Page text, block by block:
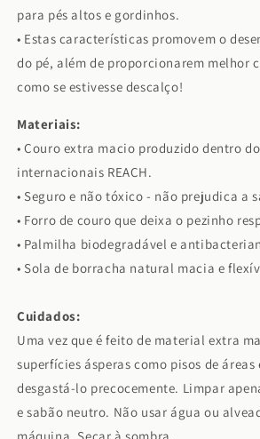
para pés altos e gordinhos.
• Estas características promovem o
do pé, além de proporcionarem melhor
como se estivesse descalço!
Materiais:
• Couro extra macio produzido dentro
internacionais REACH.
• Seguro e não tóxico - não prejudica a
• Forro de couro que deixa o pezinho
• Palmilha biodegradável e
• Sola de borracha natural macia e
Cuidados:
Uma vez que é feito de material extra
superfícies ásperas como pisos de áreas
desgastá-lo precocemente. Limpar
e sabão neutro. Não usar água ou
máquina. Secar à sombra.